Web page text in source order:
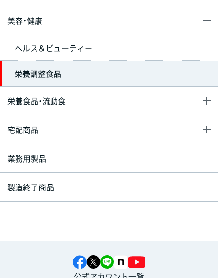
美容・健康
ヘルス＆ビューティー
栄養調整食品
栄養食品・流動食
宅配商品
業務用製品
製造終了商品